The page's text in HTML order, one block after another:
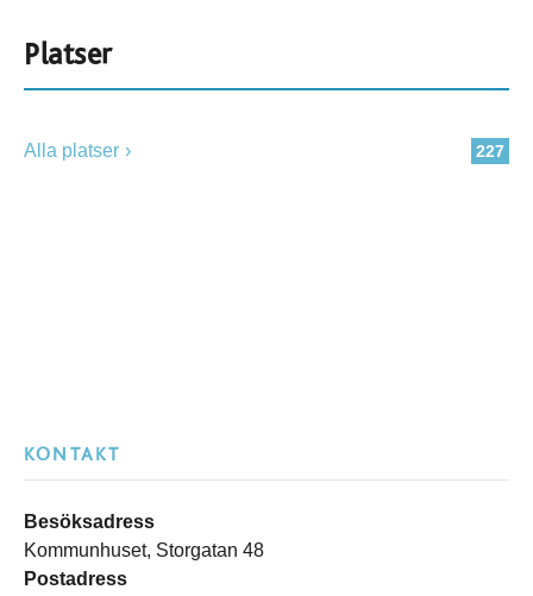
Platser
227
Alla platser
KONTAKT
Besöksadress
Kommunhuset, Storgatan 48
Postadress